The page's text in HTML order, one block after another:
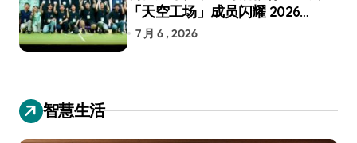
「天空工场」成员闪耀 2026
RoboCup 机器人世界杯
7 月 6 , 2026
智慧生活